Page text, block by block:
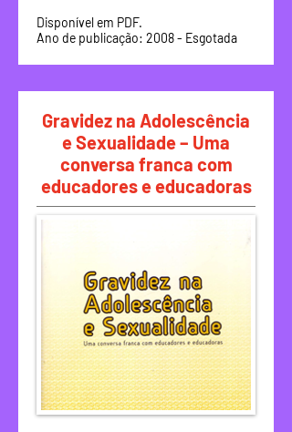
Disponível em PDF.
Ano de publicação: 2008 - Esgotada
Gravidez na Adolescência
e Sexualidade – Uma
conversa franca com
educadores e educadoras